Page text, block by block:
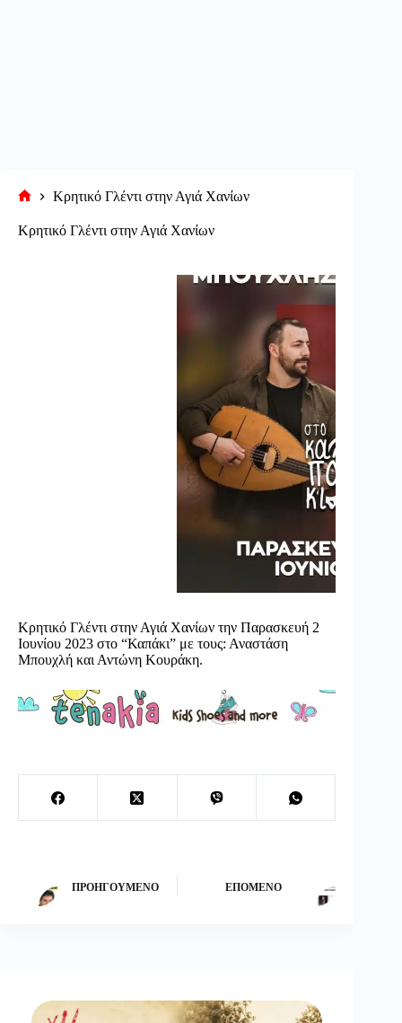
σελίδα
Κρητικό Γλέντι στην Αγιά Χανίων
Κρητικό Γλέντι στην Αγιά Χανίων
Κρητικό Γλέντι στην Αγιά Χανίων την Παρασκευή 2
Ιουνίου 2023 στο “Καπάκι” με τους: Αναστάση
Μπουχλή και Αντώνη Κουράκη.
ΠΡΟΗΓΟΎΜΕΝΟ ΕΠΌΜΕΝΟ